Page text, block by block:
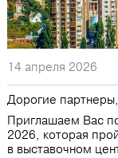
14 апреля 2026
Дорогие
Приглашаем Вас
2026, которая
в выставочном